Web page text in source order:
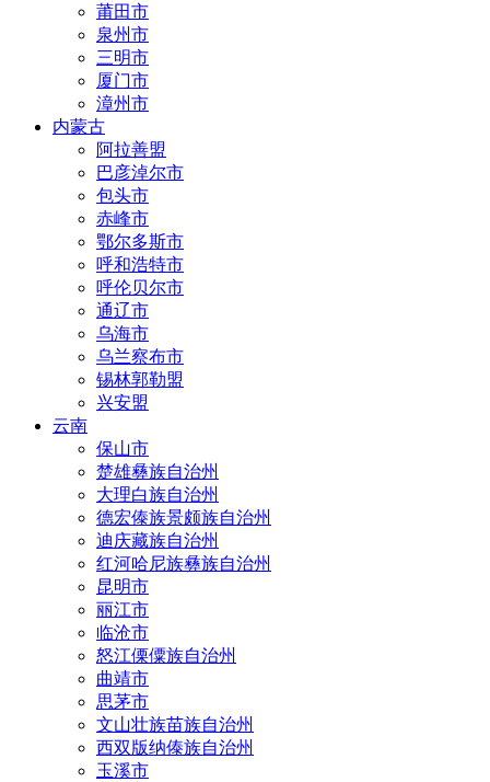
莆田市
泉州市
三明市
厦门市
漳州市
内蒙古
阿拉善盟
巴彦淖尔市
包头市
赤峰市
鄂尔多斯市
呼和浩特市
呼伦贝尔市
通辽市
乌海市
乌兰察布市
锡林郭勒盟
兴安盟
云南
保山市
楚雄彝族自治州
大理白族自治州
德宏傣族景颇族自治州
迪庆藏族自治州
红河哈尼族彝族自治州
昆明市
丽江市
临沧市
怒江傈僳族自治州
曲靖市
思茅市
文山壮族苗族自治州
西双版纳傣族自治州
玉溪市